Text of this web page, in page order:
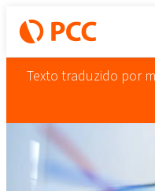
Texto traduzido por